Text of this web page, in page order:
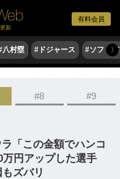
有料会員
新
八村塁 #ドジャース #ソフト〉
#8 #9
「この金額でハンコ
円アップした選手
ズバリ